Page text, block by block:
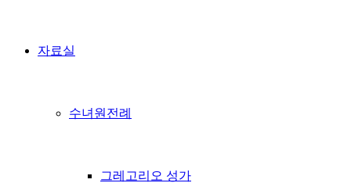
자료실
수녀원전례
그레고리오 성가